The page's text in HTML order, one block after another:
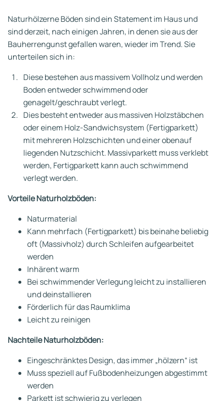
Naturhölzerne Böden sind ein Statement im Haus und
sind derzeit, nach einigen Jahren, in denen sie aus der
Bauherrengunst gefallen waren, wieder im Trend. Sie
unterteilen sich in:
Diese bestehen aus massivem Vollholz und werden
Boden entweder schwimmend oder
genagelt/geschraubt verlegt.
Dies besteht entweder aus massiven Holzstäbchen
oder einem Holz-Sandwichsystem (Fertigparkett)
mit mehreren Holzschichten und einer obenauf
liegenden Nutzschicht. Massivparkett muss verklebt
werden, Fertigparkett kann auch schwimmend
verlegt werden.
Vorteile Naturholzböden:
Naturmaterial
Kann mehrfach (Fertigparkett) bis beinahe beliebig
oft (Massivholz) durch Schleifen aufgearbeitet
werden
Inhärent warm
Bei schwimmender Verlegung leicht zu installieren
und deinstallieren
Förderlich für das Raumklima
Leicht zu reinigen
Nachteile Naturholzböden:
Eingeschränktes Design, das immer „hölzern“ ist
Muss speziell auf Fußbodenheizungen abgestimmt
werden
Parkett ist schwierig zu verlegen